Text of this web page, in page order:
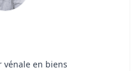
en biens